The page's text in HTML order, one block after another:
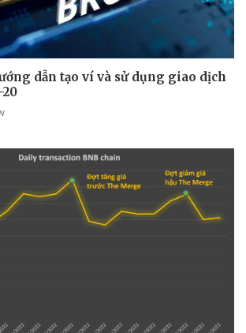
dẫn tạo ví và sử dụng giao dịch